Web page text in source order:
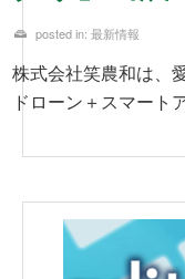
posted in: 最新情報
株式会社笑農和は、
ドローン＋スマート